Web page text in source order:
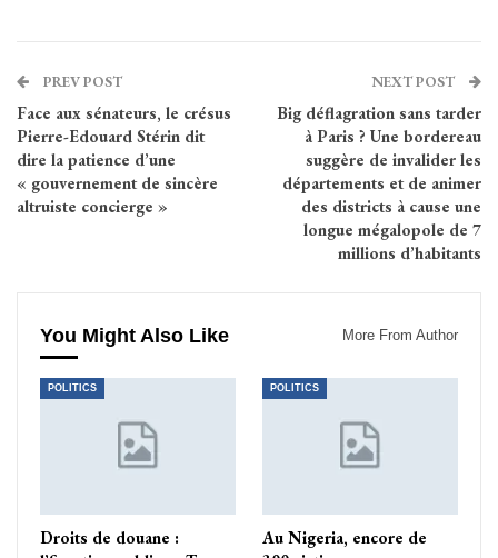
PREV POST
Face aux sénateurs, le crésus
Pierre-Edouard Stérin dit
dire la patience d’une
« gouvernement de sincère
altruiste concierge »
NEXT POST
Big déflagration sans tarder
à Paris ? Une bordereau
suggère de invalider les
départements et de animer
des districts à cause une
longue mégalopole de 7
millions d’habitants
You Might Also Like More From Author
POLITICS
Droits de douane :
POLITICS
Au Nigeria, encore de